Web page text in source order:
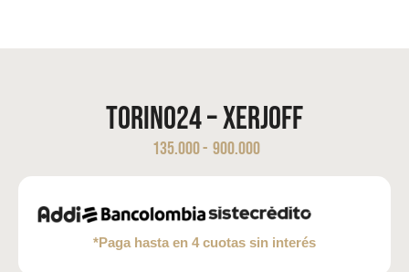
Torino24 – Xerjoff
135.000- 900.000
*Paga hasta en 4 cuotas sin interés